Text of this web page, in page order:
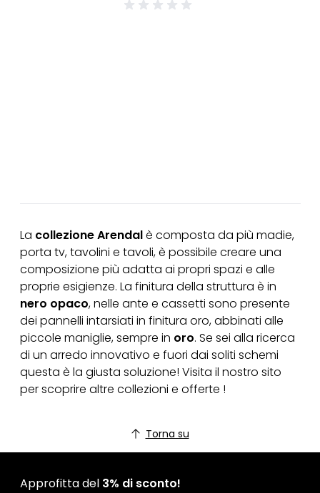
La collezione Arendalè composta da più madie,
porta tv, tavolini e tavoli, è possibile creare una
composizione più adatta ai propri spazi e alle
proprie esigienze. La finitura della struttura è in
nero opaco, nelle ante e cassetti sono presente
dei pannelli intarsiati in finitura oro, abbinati alle
piccole maniglie, sempre in oro. Se sei alla ricerca
di un arredo innovativo e fuori dai soliti schemi
questa è la giusta soluzione! Visita il nostro sito
per scoprire altre collezioni e offerte !
Torna su
Approfitta del 3% di sconto!